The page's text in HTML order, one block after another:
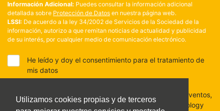
Utilizamos cookies propias y de terceros
Información Adicional: Puedes consultar la información adicional
detallada sobre Protección de Datos en nuestra página web.
LSSI: De acuerdo a la ley 34/2002 de Servicios de la Sociedad de la
información, autorizo a que remitan noticias de actualidad y publicidad
de su interés, por cualquier medio de comunicación electrónico.
He leído y doy el consentimiento para el tratamiento de
mis datos
Deseo recibir información de mi interés (noticias, eventos,
promociones) y autorizo a Engineering and Technology